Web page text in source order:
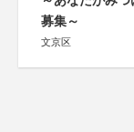
募集～
文京区